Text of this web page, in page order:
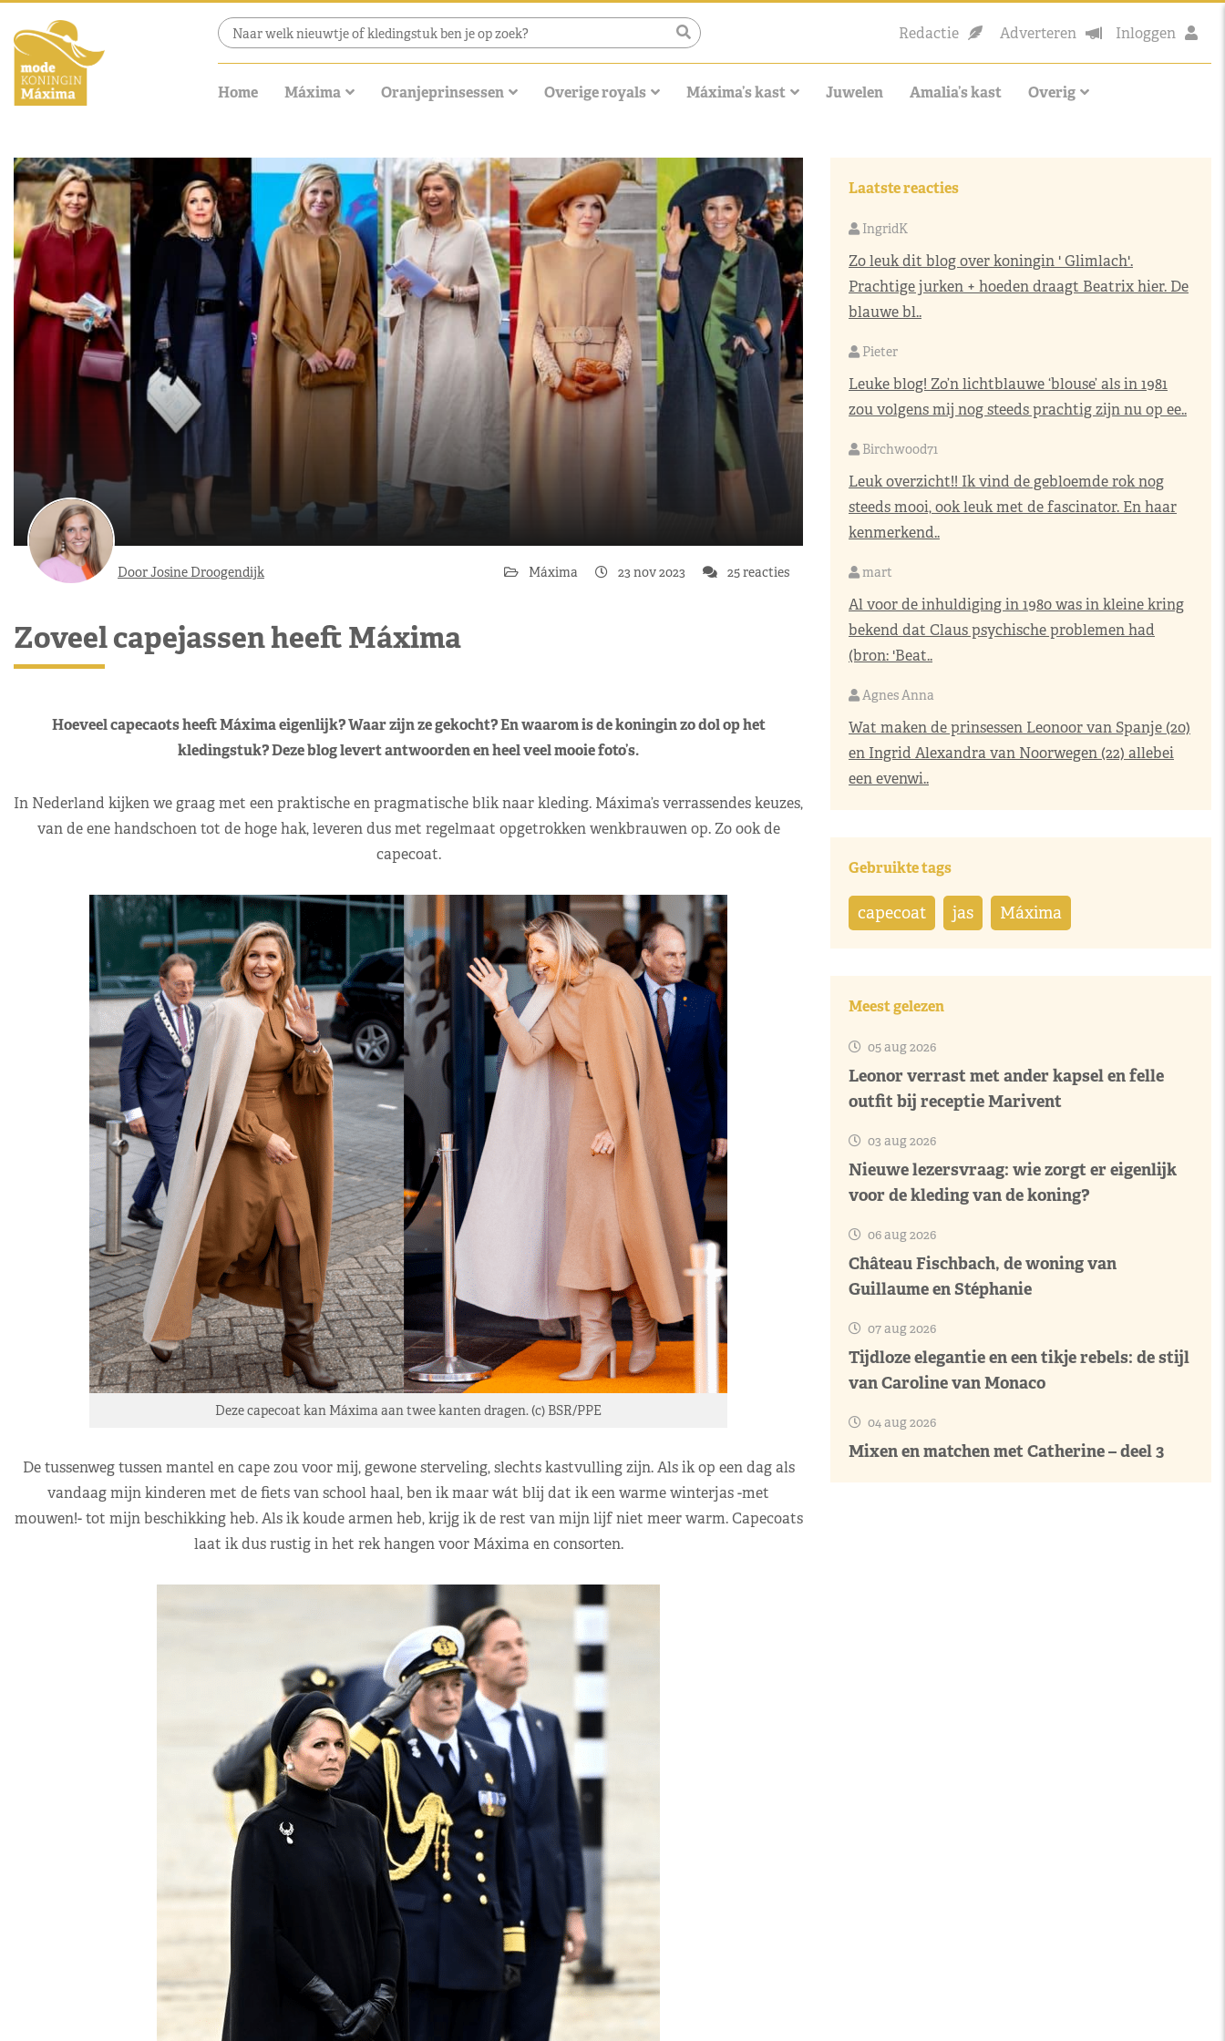
Redactie Adverteren Inloggen
Home Máxima Oranjeprinsessen Overige royals Máxima’s kast Juwelen Amalia’s kast Overig
Door Josine Droogendijk Máxima 23 nov 2023 25 reacties
Zoveel capejassen heeft Máxima
Hoeveel capecaots heeft Máxima eigenlijk? Waar zijn ze gekocht? En waarom is de koningin zo dol op het
kledingstuk? Deze blog levert antwoorden en heel veel mooie foto’s.
In Nederland kijken we graag met een praktische en pragmatische blik naar kleding. Máxima’s verrassendes keuzes,
van de ene handschoen tot de hoge hak, leveren dus met regelmaat opgetrokken wenkbrauwen op. Zo ook de
capecoat.
Deze capecoat kan Máxima aan twee kanten dragen. (c) BSR/PPE
De tussenweg tussen mantel en cape zou voor mij, gewone sterveling, slechts kastvulling zijn. Als ik op een dag als
vandaag mijn kinderen met de fiets van school haal, ben ik maar wát blij dat ik een warme winterjas -met
mouwen!- tot mijn beschikking heb. Als ik koude armen heb, krijg ik de rest van mijn lijf niet meer warm. Capecoats
laat ik dus rustig in het rek hangen voor Máxima en consorten.
Laatste reacties
IngridK
Zo leuk dit blog over koningin ' Glimlach'.
Prachtige jurken + hoeden draagt Beatrix hier. De
blauwe bl..
Pieter
Leuke blog! Zo’n lichtblauwe ‘blouse’ als in 1981
zou volgens mij nog steeds prachtig zijn nu op ee..
Birchwood71
Leuk overzicht!! Ik vind de gebloemde rok nog
steeds mooi, ook leuk met de fascinator. En haar
kenmerkend..
mart
Al voor de inhuldiging in 1980 was in kleine kring
bekend dat Claus psychische problemen had
(bron: 'Beat..
Agnes Anna
Wat maken de prinsessen Leonoor van Spanje (20)
en Ingrid Alexandra van Noorwegen (22) allebei
een evenwi..
Gebruikte tags
capecoat jas Máxima
Meest gelezen
05 aug 2026
Leonor verrast met ander kapsel en felle
outfit bij receptie Marivent
03 aug 2026
Nieuwe lezersvraag: wie zorgt er eigenlijk
voor de kleding van de koning?
06 aug 2026
Château Fischbach, de woning van
Guillaume en Stéphanie
07 aug 2026
Tijdloze elegantie en een tikje rebels: de stijl
van Caroline van Monaco
04 aug 2026
Mixen en matchen met Catherine – deel 3